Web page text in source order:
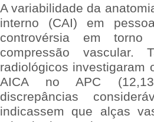
A variabilidade da
interno (CAI) em
controvérsia em
compressão vascular.
radiológicos investigaram
AICA no APC
discrepâncias
indicassem que alças